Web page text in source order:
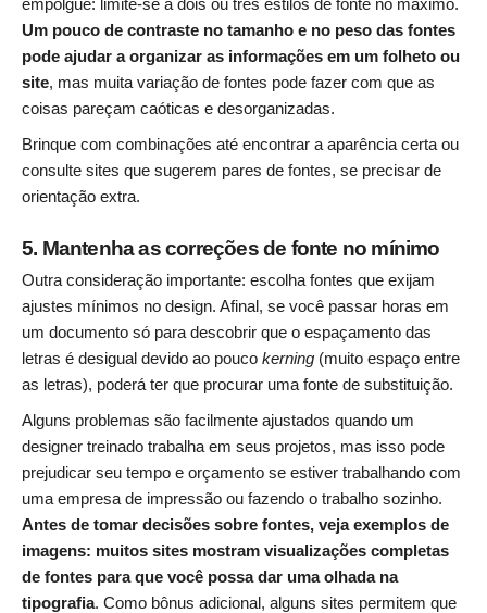
Um pouco de contraste no tamanho e no peso das fontes
pode ajudar a organizar as informações em um folheto ou
site, mas muita variação de fontes pode fazer com que as
coisas pareçam caóticas e desorganizadas.
Brinque com combinações até encontrar a aparência certa ou
consulte sites que sugerem pares de fontes, se precisar de
orientação extra.
5. Mantenha as correções de fonte no mínimo
Outra consideração importante: escolha fontes que exijam
ajustes mínimos no design. Afinal, se você passar horas em
um documento só para descobrir que o espaçamento das
letras é desigual devido ao pouco kerning (muito espaço entre
as letras), poderá ter que procurar uma fonte de substituição.
Alguns problemas são facilmente ajustados quando um
designer treinado trabalha em seus projetos, mas isso pode
prejudicar seu tempo e orçamento se estiver trabalhando com
uma empresa de impressão ou fazendo o trabalho sozinho.
Antes de tomar decisões sobre fontes, veja exemplos de
imagens: muitos sites mostram visualizações completas
de fontes para que você possa dar uma olhada na
tipografia. Como bônus adicional, alguns sites permitem que